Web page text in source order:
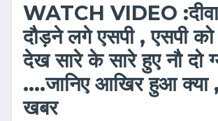
WATCH VIDEO
दौड़ने लगे एसपी , एसपी
देख सारे के सारे हुए नौ दो
....जानिए आखिर हुआ क्या
खबर